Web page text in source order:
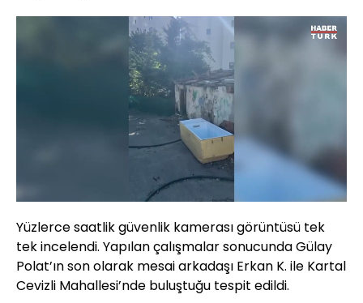
Aç
Hızı
Yüzlerce saatlik güvenlik kamerası görüntüsü tek
tek incelendi. Yapılan çalışmalar sonucunda Gülay
Polat’ın son olarak mesai arkadaşı Erkan K. ile Kartal
Cevizli Mahallesi’nde buluştuğu tespit edildi.